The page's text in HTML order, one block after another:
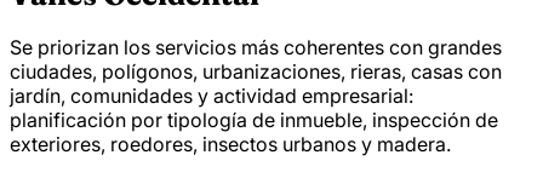
Se priorizan los servicios más coherentes con grandes
ciudades, polígonos, urbanizaciones, rieras, casas con
jardín, comunidades y actividad empresarial:
planificación por tipología de inmueble, inspección de
exteriores, roedores, insectos urbanos y madera.